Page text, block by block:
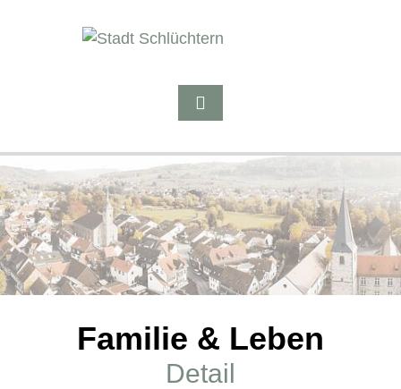
Familie & Leben
Detail